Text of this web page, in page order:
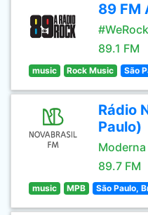
89 FM
89.1 FM
music Rock Music São
Rádio
Paulo)
89.7 FM
music MPB São Paulo,